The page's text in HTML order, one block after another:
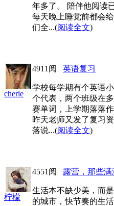
年多了。 陪伴他阅读
每天晚上睡觉前都会
们全...(阅读全文)
cherie
4911阅 英语复习
学校每学期有个英语
个代表，两个班级在
赛单词，上学期落落
昨天老师又发了复习
落说...(阅读全文)
柠檬
4551阅 露营，那些满
生活本不缺少美，而
的城市，快节奏的生